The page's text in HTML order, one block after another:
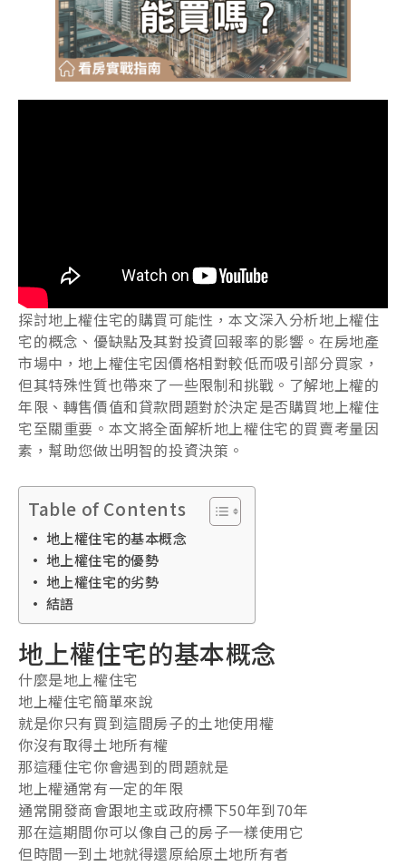
探討地上權住宅的購買可能性，本文深入分析地上權住
宅的概念、優缺點及其對投資回報率的影響。在房地產
市場中，地上權住宅因價格相對較低而吸引部分買家，
但其特殊性質也帶來了一些限制和挑戰。了解地上權的
年限、轉售價值和貸款問題對於決定是否購買地上權住
宅至關重要。本文將全面解析地上權住宅的買賣考量因
素，幫助您做出明智的投資決策。
Table of Contents
地上權住宅的基本概念
地上權住宅的優勢
地上權住宅的劣勢
結語
地上權住宅的基本概念
什麼是地上權住宅
地上權住宅簡單來說
就是你只有買到這間房子的土地使用權
你沒有取得土地所有權
那這種住宅你會遇到的問題就是
地上權通常有一定的年限
通常開發商會跟地主或政府標下50年到70年
那在這期間你可以像自己的房子一樣使用它
但時間一到土地就得還原給原土地所有者